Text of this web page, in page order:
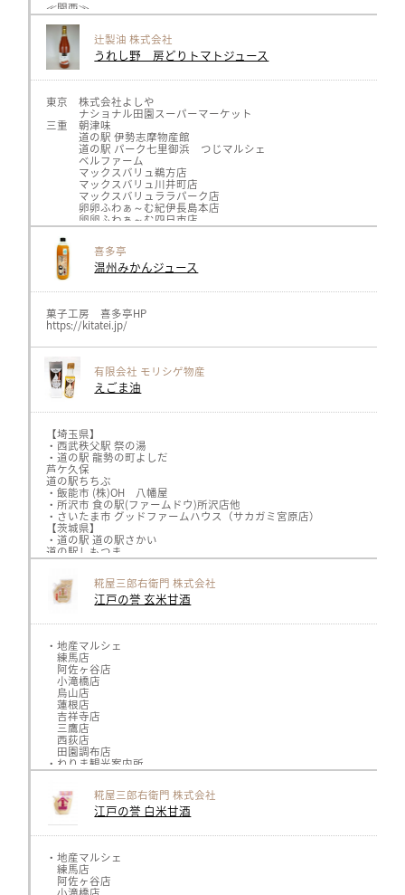
≪北陸≫
ナチュレ片山 https://nature-katayama.jp/ （新潟）
≪関西≫
キャロットhttps://www.carrot-n.co.jp/、
ヘルスライフ、オーガニックプラザhttps://healthlife.co.jp/（神戸、宝塚
メルカートピッコロ https://www.nakaji34.co.jp/（阪急、広島他各店）
≪関東≫
ボンラスパイユhttps://bonraspail.com/（横浜、吉祥寺各店）
AMRITARA https://www.amritara.com/
≪中部≫
GIFTSPREMIUMhttps://giftspremium.jp/（名古屋市）
ロカボーノ伏見店https://locabuono.jp/（名古屋市）
GIFTSSHOP https://giftsshop.jp/（岐阜県）
三川屋 https://www.sangawa-ya.co.jp/（高山市）
飛騨物産館 https://www.takayama-gh.com/（高山市）
川島SA岐阜おみやげ https://omiyadata.jp/restarea/kawashima/
旬楽善 各店 https://shun-rakuzen.com/
≪北陸≫
ナチュレ片山 https://nature-katayama.jp/ （新潟）
辻製油 株式会社
うれし野 房どりトマトジュース
東京 株式会社よしや
ナショナル田園スーパーマーケット
三重 朝津味
道の駅 伊勢志摩物産館
道の駅 パーク七里御浜 つじマルシェ
ベルファーム
マックスバリュ鵜方店
マックスバリュ川井町店
マックスバリュララパーク店
卵卵ふわぁ～む紀伊長島本店
卵卵ふわぁ～む四日市店
岡山 ワインと地酒 武田 岡山新保店
広島 株式会社天満屋 福山店 フーズパレット
※実際の販売状況については、直接販売店までご確認ください。
喜多亭
温州みかんジュース
菓子工房 喜多亭HP
https://kitatei.jp/
有限会社 モリシゲ物産
えごま油
【埼玉県】
・西武秩父駅 祭の湯
・道の駅 龍勢の町よしだ
芦ケ久保
道の駅ちちぶ
・飯能市 (株)OH 八幡屋
・所沢市 食の駅(ファームドウ)所沢店他
・さいたま市 グッドファームハウス（サカガミ宮原店）
【茨城県】
・道の駅 道の駅さかい
道の駅しもつま
【東京都】
・練馬区練馬 BEANS’Act（コーヒー挽売専門店）
・日本橋佃 マルエツ リンコスリバーシテイ店
糀屋三郎右衛門 株式会社
江戸の誉 玄米甘酒
・地産マルシェ
練馬店
阿佐ヶ谷店
小滝橋店
烏山店
蓮根店
吉祥寺店
三鷹店
西荻店
田園調布店
・ねりま観光案内所
・石神井観光案内所
・コンビニエンスストア高橋
・プラザトキワ練馬店
・まちの駅青梅
・小平マナ
・ホテルカデンツァ東京
・トレッサ横浜すえひろ
糀屋三郎右衛門 株式会社
江戸の誉 白米甘酒
・地産マルシェ
練馬店
阿佐ヶ谷店